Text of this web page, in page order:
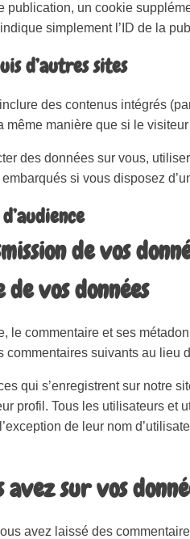
publication, un cookie
simplement l’ID de la
d’autres sites
des contenus intégrés
même manière que si le
des données sur vous,
si vous disposez
de vos
vos données
le commentaire et ses
commentaires suivants au lieu
qui s’enregistrent sur notre
profil. Tous les utilisateurs et
de leur nom
sur vos
avez laissé des